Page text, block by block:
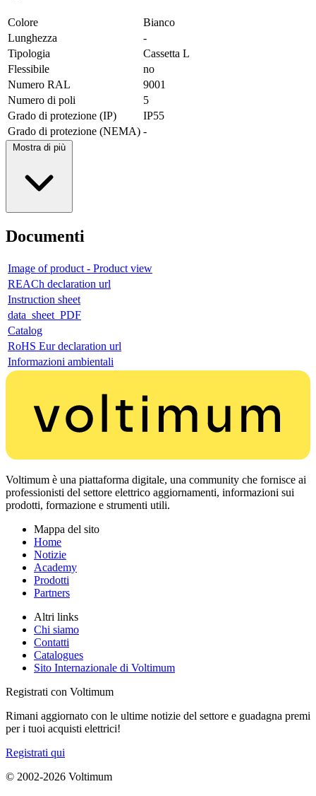
Colore
Bianco
Lunghezza
-
Tipologia
Cassetta L
Flessibile
no
Numero RAL
9001
Numero di poli
5
Grado di protezione (IP)
IP55
Grado di protezione (NEMA) -
Mostra di più
Documenti
Image of product - Product view
REACh declaration url
Instruction sheet
data_sheet_PDF
Catalog
RoHS Eur declaration url
Informazioni ambientali
Voltimum è una piattaforma digitale, una community che fornisce ai
professionisti del settore elettrico aggiornamenti, informazioni sui
prodotti, formazione e strumenti utili.
Mappa del sito
Home
Notizie
Academy
Prodotti
Partners
Altri links
Chi siamo
Contatti
Catalogues
Sito Internazionale di Voltimum
Registrati con Voltimum
Rimani aggiornato con le ultime notizie del settore e guadagna premi
per i tuoi acquisti elettrici!
Registrati qui
© 2002-2026 Voltimum